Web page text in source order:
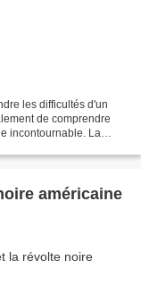
les difficultés d'un
de comprendre
incontournable. La
américaine